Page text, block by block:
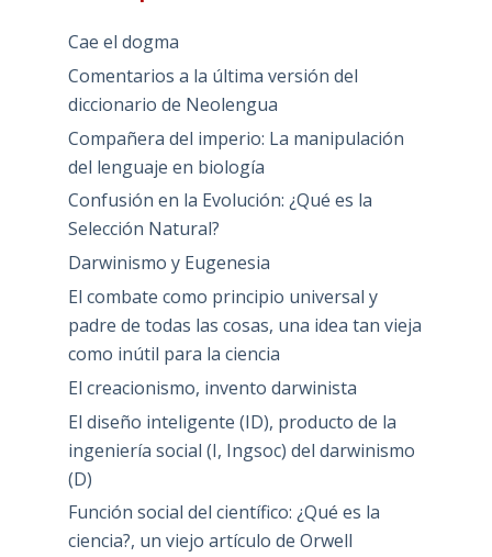
Cae el dogma
Comentarios a la última versión del
diccionario de Neolengua
Compañera del imperio: La manipulación
del lenguaje en biología
Confusión en la Evolución: ¿Qué es la
Selección Natural?
Darwinismo y Eugenesia
El combate como principio universal y
padre de todas las cosas, una idea tan vieja
como inútil para la ciencia
El creacionismo, invento darwinista
El diseño inteligente (ID), producto de la
ingeniería social (I, Ingsoc) del darwinismo
(D)
Función social del científico: ¿Qué es la
ciencia?, un viejo artículo de Orwell